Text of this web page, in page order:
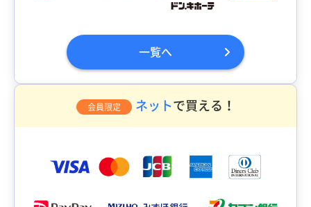
一覧へ
会員限定 ネットで買える！